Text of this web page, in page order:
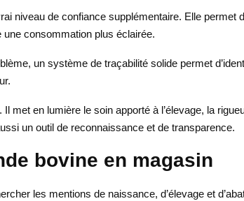
niveau de confiance supplémentaire. Elle permet
consommation plus éclairée.
un système de traçabilité solide permet
met en lumière le soin apporté à l’élevage, la
un outil de reconnaissance et de transparence.
bovine en magasin
les mentions de naissance, d’élevage et